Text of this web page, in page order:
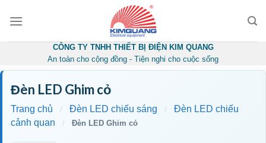
CÔNG TY TNHH THIẾT BỊ ĐIỆN KIM QUANG
An toàn cho cộng đồng - Tiện nghi cho cuộc sống
Đèn LED Ghim cỏ
Trang chủ / Đèn LED chiếu sáng /
Đèn LED chiếu
cảnh quan
/ Đèn LED Ghim cỏ